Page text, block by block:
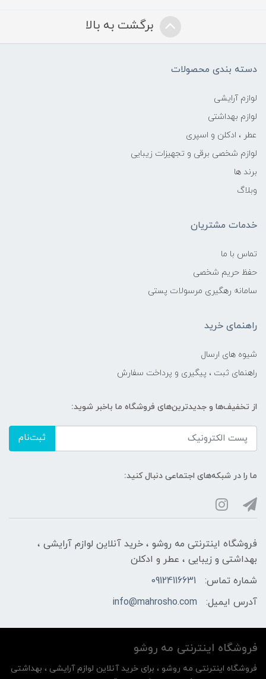
برگشت به بالا
دسته بندی محصولات
لوازم آرایشی
لوازم بهداشتی
عطر ، ادکلن و اسپری
لوازم شخصی برقی و تجهیزات زیبایی
برند ها
وبلاگ
خدمات مشتریان
تماس با ما
حفظ حریم شخصی
سامانه رهگیری مرسولات پستی
راهنمای خرید
شیوه های ارسال
راهنمای ثبت ، پیگیری و پرداخت سفارش
از تخفیف‌ها و جدیدترین‌های فروشگاه ما باخبر شوید:
ثبت‌نام
ما را در شبکه‌های اجتماعی دنبال کنید:
فروشگاه اینترنتی مه‌ رو‌شو ، خرید آنلاین لوازم آرایشی ،
بهداشتی و زیبایی ، عطر و ادکلن
شماره تماس:
09124116631
آدرس ایمیل:
info@mahrosho.com
فروشگاه اینترنتی مه‌ رو‌شو
فروشگاه اینترنتی مه‌ رو‌شو ، برای خرید آنلاین لوازم آرایشی ، بهداشتی